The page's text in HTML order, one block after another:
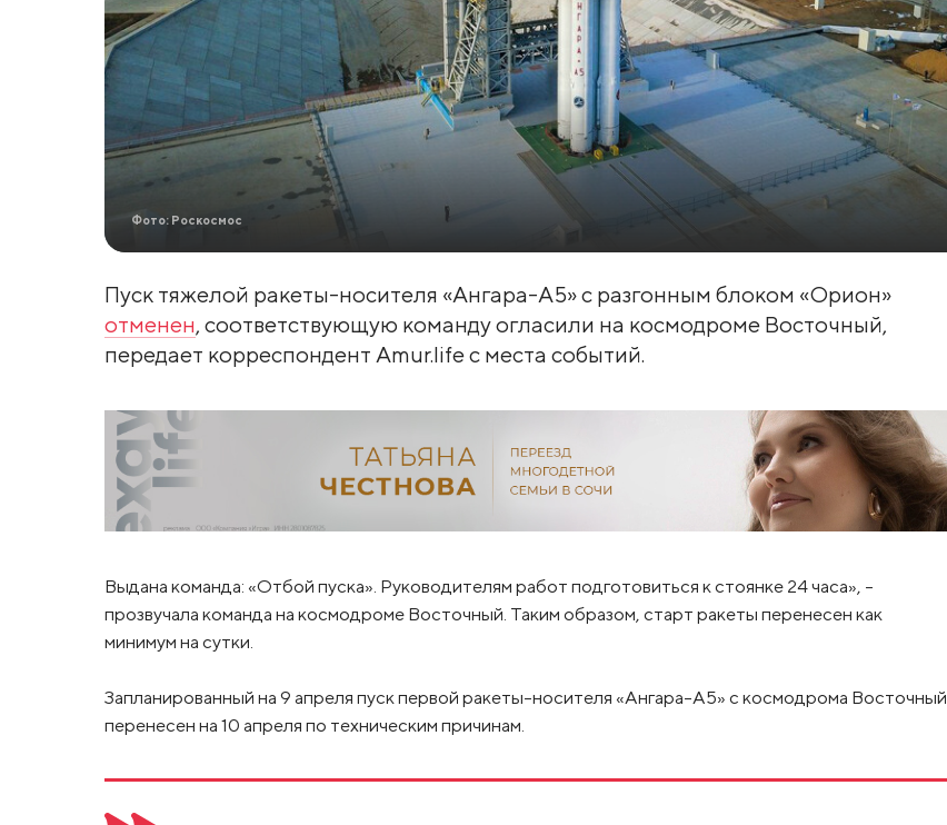
Фото: Роскосмос
Пуск тяжелой ракеты-носителя «Ангара-А5» с разгонным блоком «Орион»
отменен, соответствующую команду огласили на космодроме Восточный,
передает корреспондент Amur.life с места событий.
Выдана команда: «Отбой пуска». Руководителям работ подготовиться к стоянке 24 часа», –
прозвучала команда на космодроме Восточный. Таким образом, старт ракеты перенесен как
минимум на сутки.
Запланированный на 9 апреля пуск первой ракеты-носителя «Ангара-А5» с космодрома Восточный
перенесен на 10 апреля по техническим причинам.